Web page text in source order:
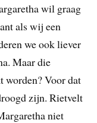
wil graag
als wij een
we ook liever
Maar die
worden? Voor dat
zijn. Rietvelt
niet